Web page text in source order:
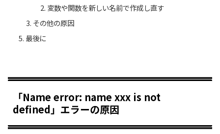
変数や関数を新しい名前で作成し直す
その他の原因
最後に
「Name error: name xxx is not
defined」エラーの原因